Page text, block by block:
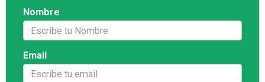
Nombre
Email